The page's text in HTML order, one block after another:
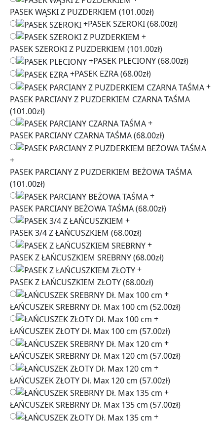
PASEK WĄSKI Z PUZDERKIEM (101.00zł)
+PASEK SZEROKI(68.00zł)
+
PASEK SZEROKI Z PUZDERKIEM (101.00zł)
+PASEK PLECIONY(68.00zł)
+PASEK EZRA(68.00zł)
+
PASEK PARCIANY Z PUZDERKIEM CZARNA TAŚMA
(101.00zł)
+
PASEK PARCIANY CZARNA TAŚMA(68.00zł)
+
PASEK PARCIANY Z PUZDERKIEM BEŻOWA TAŚMA
(101.00zł)
+
PASEK PARCIANY BEŻOWA TAŚMA(68.00zł)
+
PASEK 3/4 Z ŁAŃCUSZKIEM (68.00zł)
+
PASEK Z ŁAŃCUSZKIEM SREBRNY(68.00zł)
+
PASEK Z ŁAŃCUSZKIEM ZŁOTY(68.00zł)
+
ŁAŃCUSZEK SREBRNY Dł. Max 100 cm (52.00zł)
+
ŁAŃCUSZEK ZŁOTY Dł. Max 100 cm (57.00zł)
+
ŁAŃCUSZEK SREBRNY Dł. Max 120 cm (57.00zł)
+
ŁAŃCUSZEK ZŁOTY Dł. Max 120 cm (57.00zł)
+
ŁAŃCUSZEK SREBRNY Dł. Max 135 cm (57.00zł)
+